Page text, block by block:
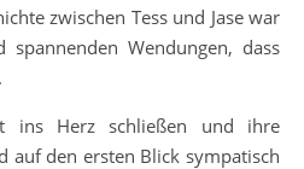
zwischen Tess und Jase war
Wendungen, dass
ins Herz schließen und ihre
auf den ersten Blick sympatisch